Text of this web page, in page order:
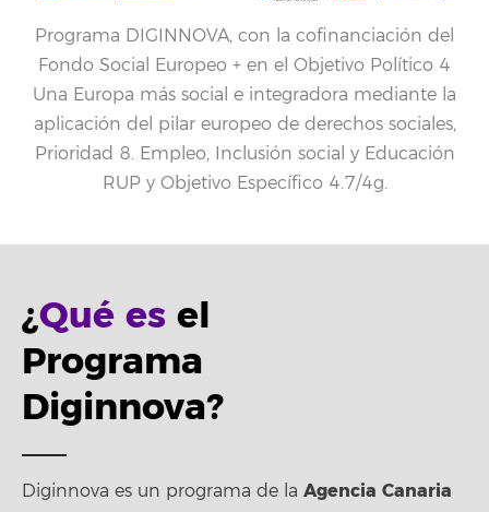
Programa DIGINNOVA, con la cofinanciación del
Fondo Social Europeo + en el Objetivo Político 4
Una Europa más social e integradora mediante la
aplicación del pilar europeo de derechos sociales,
Prioridad 8. Empleo, Inclusión social y Educación
RUP y Objetivo Específico 4.7/4g.
¿Qué es el
Programa
Diginnova?
Diginnova es un programa de la Agencia Canaria